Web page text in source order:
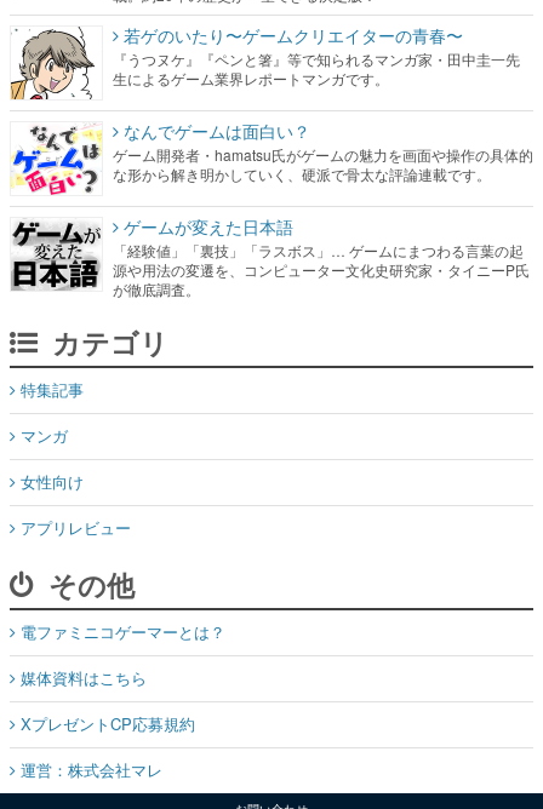
なんでゲームは面白い？
ゲーム開発者・hamatsu氏がゲームの魅力を画面や操作の具体的
な形から解き明かしていく、硬派で骨太な評論連載です。
ゲームが変えた日本語
「経験値」「裏技」「ラスボス」… ゲームにまつわる言葉の起
源や用法の変遷を、コンピューター文化史研究家・タイニーP氏
カテゴリ
マンガ
女性向け
アプリレビュー
その他
電ファミニコゲーマーとは？
媒体資料はこちら
XプレゼントCP応募規約
運営：株式会社マレ